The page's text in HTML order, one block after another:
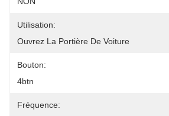
Utilisation:
Ouvrez La Portière De Voiture
Bouton:
4btn
Fréquence: